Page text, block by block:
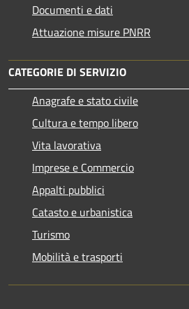
Documenti e dati
Attuazione misure PNRR
CATEGORIE DI SERVIZIO
Anagrafe e stato civile
Cultura e tempo libero
Vita lavorativa
Imprese e Commercio
Appalti pubblici
Catasto e urbanistica
Turismo
Mobilità e trasporti